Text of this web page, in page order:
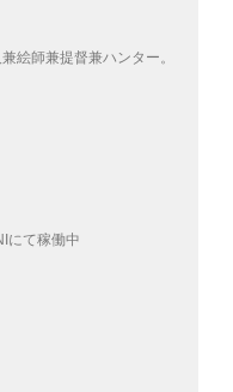
絵師兼提督兼ハンター。
にて稼働中